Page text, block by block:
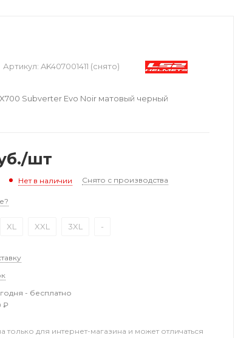
Артикул: AK407001411 (снято)
Subverter Evo Noir матовый черный
/шт
Нет в наличии Снято с производства
XL XXL 3XL -
- бесплатно
₽
только для интернет-магазина и может отличаться